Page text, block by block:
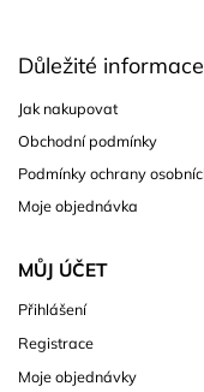
Důležité informace
Jak nakupovat
Obchodní podmínky
Podmínky ochrany
Moje objednávka
MŮJ ÚČET
Přihlášení
Registrace
Moje objednávky